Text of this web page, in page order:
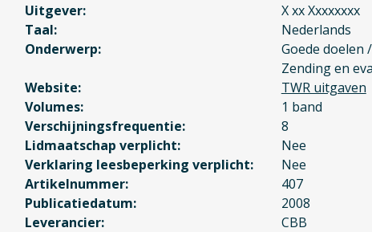
Uitgever
X xx Xxxxxxxx
Taal
Nederlands
Onderwerp
Goede doelen
Zending en
Website
TWR uitgaven
Volumes
1 band
Verschijningsfrequentie
8
Lidmaatschap verplicht
Nee
Verklaring leesbeperking verplicht
Nee
Artikelnummer
407
Publicatiedatum
2008
Leverancier
CBB